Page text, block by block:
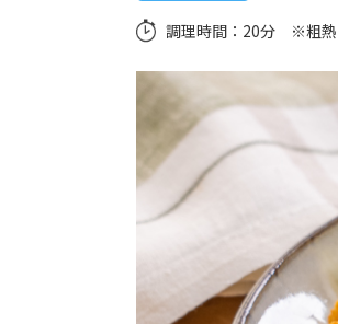
調理時間： 20分 ※粗熱